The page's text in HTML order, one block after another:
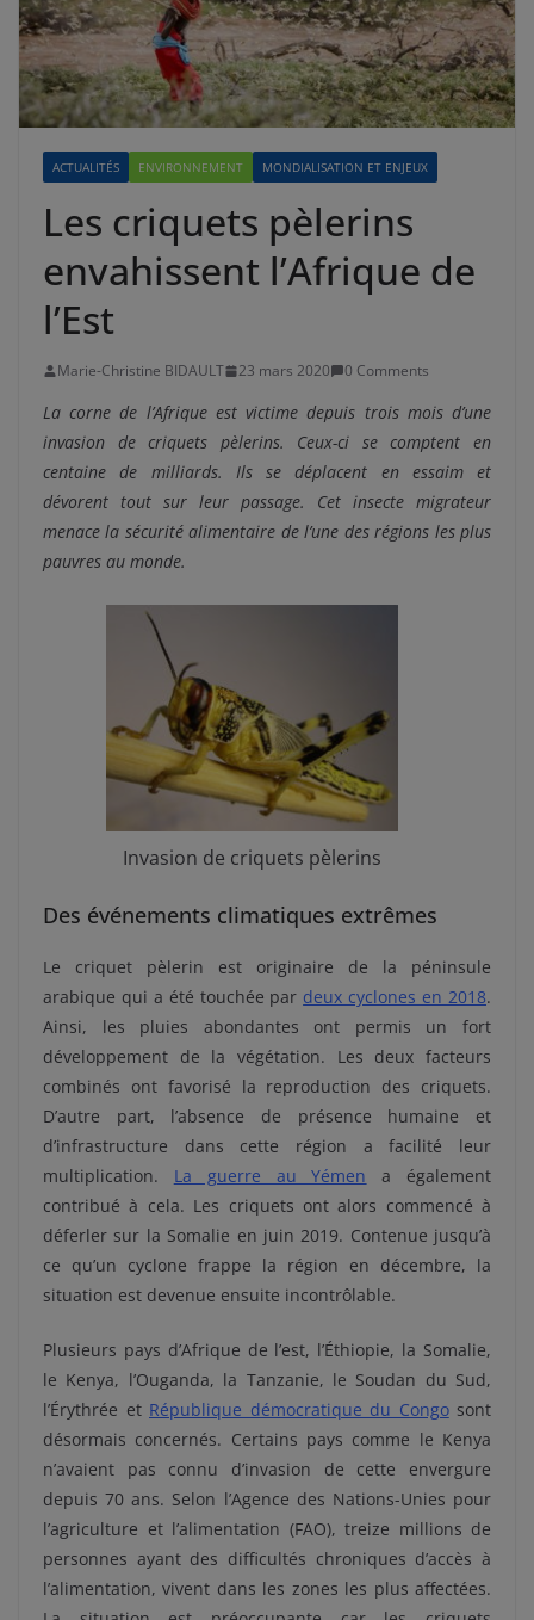
ACTUALITÉS ENVIRONNEMENT MONDIALISATION ET ENJEUX
Les criquets pèlerins
envahissent l’Afrique de
l’Est
Marie-Christine BIDAULT 23 mars 2020 0 Comments
La corne de l’Afrique est victime depuis trois mois d’une
invasion de criquets pèlerins. Ceux-ci se comptent en
centaine de milliards. Ils se déplacent en essaim et
dévorent tout sur leur passage. Cet insecte migrateur
menace la sécurité alimentaire de l’une des régions les plus
pauvres au monde.
Invasion de criquets pèlerins
Des événements climatiques extrêmes
Le criquet pèlerin est originaire de la péninsule
arabique qui a été touchée par deux cyclones en 2018.
Ainsi, les pluies abondantes ont permis un fort
développement de la végétation. Les deux facteurs
combinés ont favorisé la reproduction des criquets.
D’autre part, l’absence de présence humaine et
d’infrastructure dans cette région a facilité leur
multiplication. La guerre au Yémen a également
contribué à cela. Les criquets ont alors commencé à
déferler sur la Somalie en juin 2019. Contenue jusqu’à
ce qu’un cyclone frappe la région en décembre, la
situation est devenue ensuite incontrôlable.
Plusieurs pays d’Afrique de l’est, l’Éthiopie, la Somalie,
le Kenya, l’Ouganda, la Tanzanie, le Soudan du Sud,
l’Érythrée et République démocratique du Congosont
désormais concernés. Certains pays comme le Kenya
n’avaient pas connu d’invasion de cette envergure
depuis 70 ans. Selon l’Agence des Nations-Unies pour
l’agriculture et l’alimentation (FAO), treize millions de
personnes ayant des difficultés chroniques d’accès à
l’alimentation, vivent dans les zones les plus affectées.